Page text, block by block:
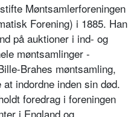
Møntsamlerforeningen
Forening) i 1885. Han
på auktioner i ind- og
møntsamlinger -
Brahes møntsamling,
indordne inden sin død.
foredrag i foreningen
i England og